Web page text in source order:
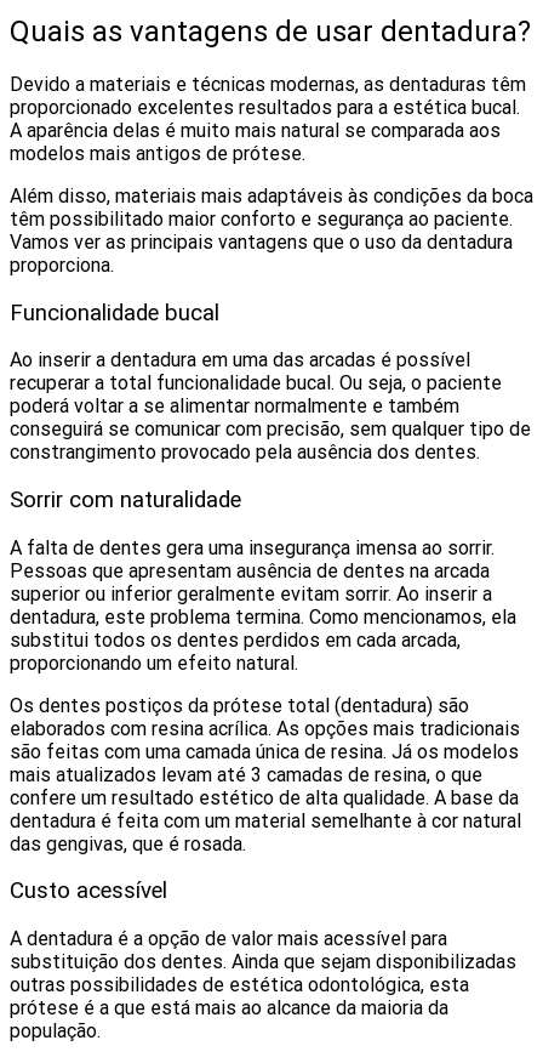
Quais as vantagens de usar dentadura?
Devido a materiais e técnicas modernas, as dentaduras têm
proporcionado excelentes resultados para a estética bucal.
A aparência delas é muito mais natural se comparada aos
modelos mais antigos de prótese.
Além disso, materiais mais adaptáveis às condições da boca
têm possibilitado maior conforto e segurança ao paciente.
Vamos ver as principais vantagens que o uso da dentadura
proporciona.
Funcionalidade bucal
Ao inserir a dentadura em uma das arcadas é possível
recuperar a total funcionalidade bucal. Ou seja, o paciente
poderá voltar a se alimentar normalmente e também
conseguirá se comunicar com precisão, sem qualquer tipo de
constrangimento provocado pela ausência dos dentes.
Sorrir com naturalidade
A falta de dentes gera uma insegurança imensa ao sorrir.
Pessoas que apresentam ausência de dentes na arcada
superior ou inferior geralmente evitam sorrir. Ao inserir a
dentadura, este problema termina. Como mencionamos, ela
substitui todos os dentes perdidos em cada arcada,
proporcionando um efeito natural.
Os dentes postiços da prótese total (dentadura) são
elaborados com resina acrílica. As opções mais tradicionais
são feitas com uma camada única de resina. Já os modelos
mais atualizados levam até 3 camadas de resina, o que
confere um resultado estético de alta qualidade. A base da
dentadura é feita com um material semelhante à cor natural
das gengivas, que é rosada.
Custo acessível
A dentadura é a opção de valor mais acessível para
substituição dos dentes. Ainda que sejam disponibilizadas
outras possibilidades de estética odontológica, esta
prótese é a que está mais ao alcance da maioria da
população.